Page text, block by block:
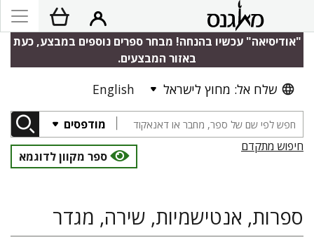
"אודיסיאה" עכשיו בהנחה! מבחר ספרים נוספים במבצע, כעת
באזור המבצעים.
שלח אל: מחוץ לישראל English
מודפסים
חיפוש מתקדם
ספר מקוון לדוגמא
ספרות, אנטישמיות, שירה, מגדר